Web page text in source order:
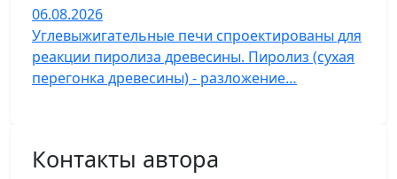
06.08.2026
Углевыжигательные печи спроектированы для
реакции пиролиза древесины. Пиролиз (сухая
перегонка древесины) - разложение…
Контакты автора